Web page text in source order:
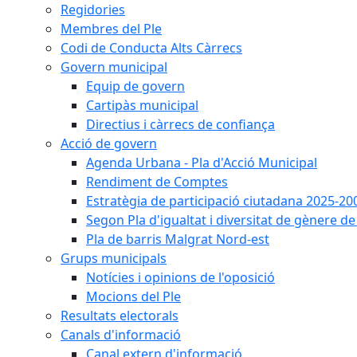
Regidories
Membres del Ple
Codi de Conducta Alts Càrrecs
Govern municipal
Equip de govern
Cartipàs municipal
Directius i càrrecs de confiança
Acció de govern
Agenda Urbana - Pla d'Acció Municipal
Rendiment de Comptes
Estratègia de participació ciutadana 2025-
Segon Pla d'igualtat i diversitat de gènere
Pla de barris Malgrat Nord-est
Grups municipals
Notícies i opinions de l'oposició
Mocions del Ple
Resultats electorals
Canals d'informació